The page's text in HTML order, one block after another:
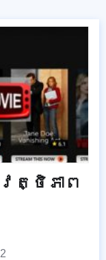
វត្ថិភាព